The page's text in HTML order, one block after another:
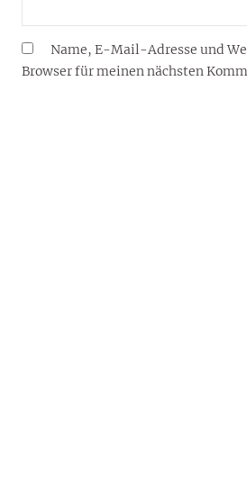
Name, E-Mail-Adresse und
Browser für meinen nächsten